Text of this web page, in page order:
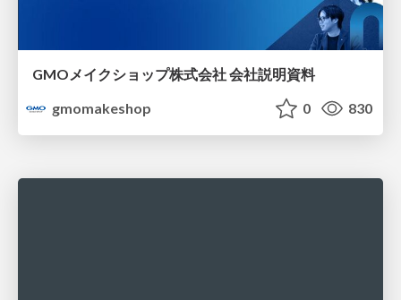
GMOメイクショップ株式会社 会社説明資料
gmomakeshop
0 830